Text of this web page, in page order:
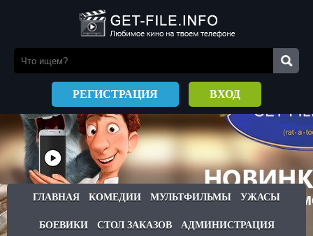
РЕГИСТРАЦИЯ ВХОД
ГЛАВНАЯ КОМЕДИИ МУЛЬТФИЛЬМЫ УЖАСЫ
БОЕВИКИ СТОЛ ЗАКАЗОВ АДМИНИСТРАЦИЯ